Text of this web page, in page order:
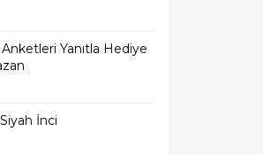
Yanıtla Hediye
İnci